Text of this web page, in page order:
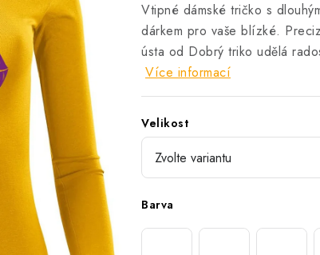
Vtipné dámské tričko s
dárkem pro vaše blízké.
ústa od Dobrý triko udělá
Více informací
Velikost
Barva